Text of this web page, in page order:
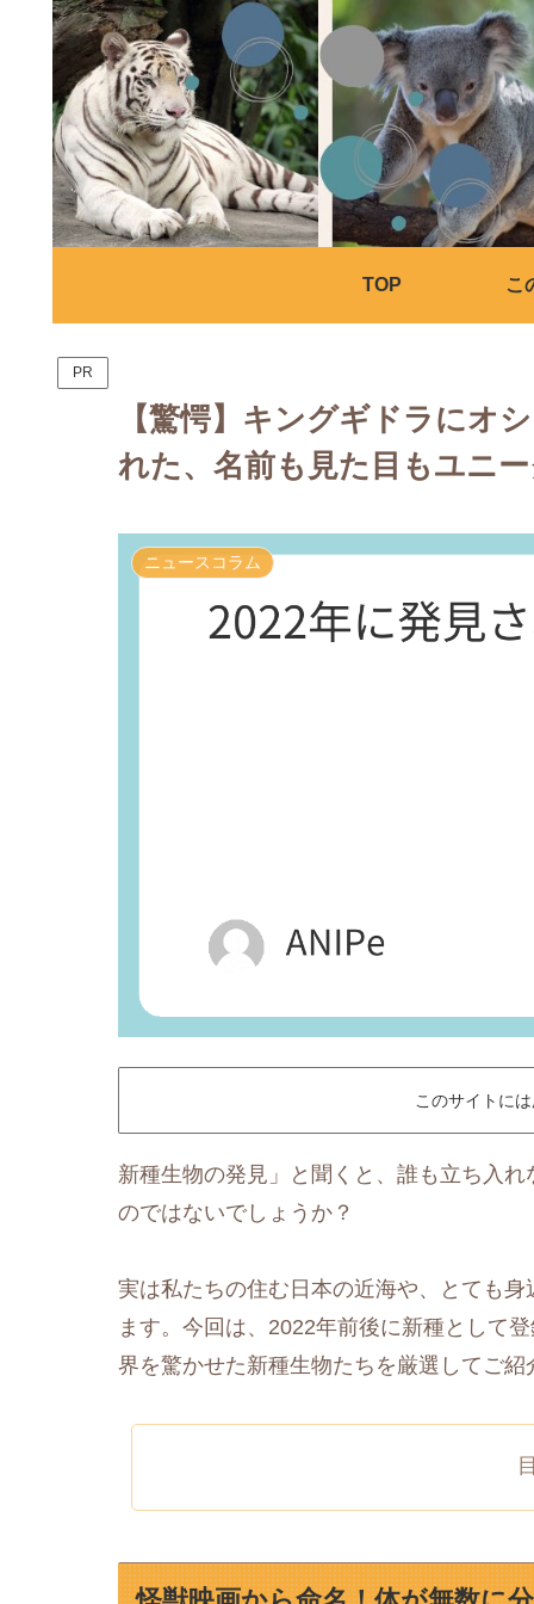
TOP こ
PR
【驚愕】キングギドラにオ
れた、名前も見た目もユニ
ニュースコラム
このサイトに
新種生物の発見」と聞くと、誰も立ち入
のではないでしょうか？
実は私たちの住む日本の近海や、とても
ます。今回は、2022年前後に新種として
界を驚かせた新種生物たちを厳選してご紹